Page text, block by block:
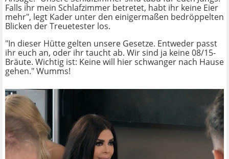
Falls ihr mein Schlafzimmer betretet, habt ihr keine Eier
mehr", legt Kader unter den einigermaßen bedröppelten
Blicken der Treuetester los.
"In dieser Hütte gelten unsere Gesetze. Entweder passt
ihr euch an, oder ihr taucht ab. Wir sind ja keine 08/15-
Bräute. Wichtig ist: Keine will hier schwanger nach Hause
gehen." Wumms!